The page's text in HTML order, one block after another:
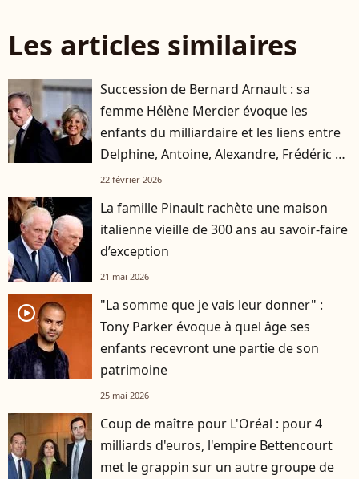
Les articles similaires
Succession de Bernard Arnault : sa
femme Hélène Mercier évoque les
enfants du milliardaire et les liens entre
Delphine, Antoine, Alexandre, Frédéric et
Jean
22 février 2026
La famille Pinault rachète une maison
italienne vieille de 300 ans au savoir-faire
d’exception
21 mai 2026
player2
"La somme que je vais leur donner" :
Tony Parker évoque à quel âge ses
enfants recevront une partie de son
patrimoine
25 mai 2026
Coup de maître pour L'Oréal : pour 4
milliards d'euros, l'empire Bettencourt
met le grappin sur un autre groupe de